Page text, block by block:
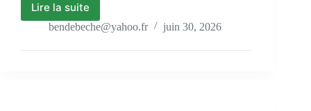
Lire la suite
bendebeche@yahoo.fr juin 30, 2026